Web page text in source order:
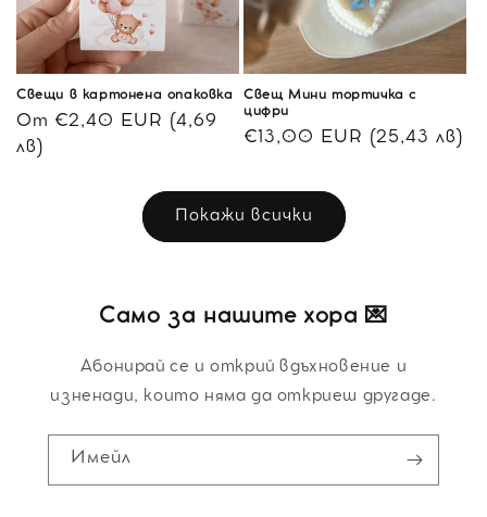
Свещи в картонена опаковка
Обичайна
цена
От €2,40 EUR (4,69
лв)
Свещ Мини тортичка с
цифри
Обичайна
€13,00 EUR (25,43 лв)
Покажи всички
Само за нашите хора 💌
Абонирай се и открий вдъхновение и
изненади, които няма да откриеш другаде.
Имейл